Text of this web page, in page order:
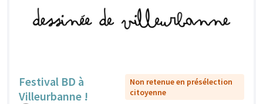
Festival BD à
Villeurbanne !
Non retenue en présélection
citoyenne